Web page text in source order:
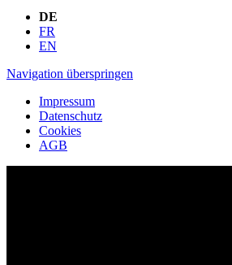
DE
FR
EN
Navigation überspringen
Impressum
Datenschutz
Cookies
AGB